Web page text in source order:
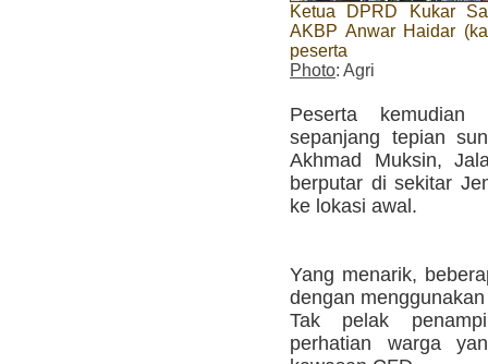
Ketua DPRD Kukar
AKBP Anwar Haidar
peserta
Photo: Agri
Peserta
sepanjang tepian
Akhmad Muksin,
berputar di sekitar
ke lokasi awal.
Yang menarik,
dengan
Tak pelak
perhatian warga